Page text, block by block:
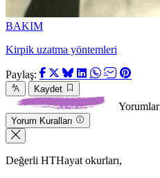
BAKIM
Kirpik uzatma yöntemleri
Paylaş:
Kaydet
Yorumlar
Yorum Kuralları
Değerli HTHayat okurları,